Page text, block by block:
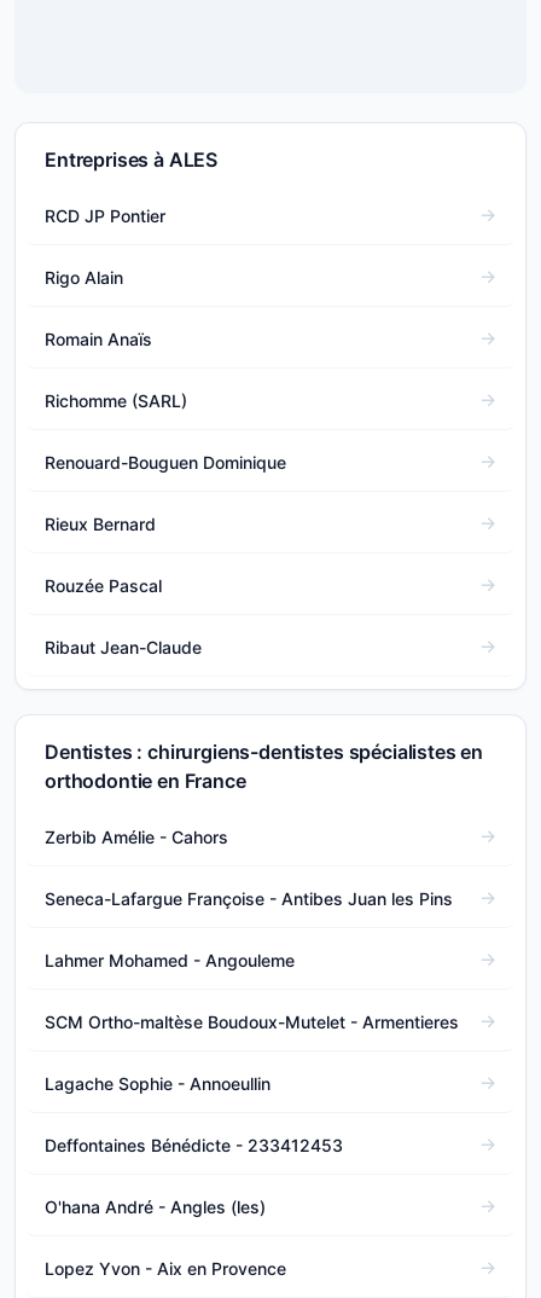
Entreprises à ALES
RCD JP Pontier
Rigo Alain
Romain Anaïs
Richomme (SARL)
Renouard-Bouguen Dominique
Rieux Bernard
Rouzée Pascal
Ribaut Jean-Claude
Dentistes : chirurgiens-dentistes spécialistes en
orthodontie en France
Zerbib Amélie - Cahors
Seneca-Lafargue Françoise - Antibes Juan les Pins
Lahmer Mohamed - Angouleme
SCM Ortho-maltèse Boudoux-Mutelet - Armentieres
Lagache Sophie - Annoeullin
Deffontaines Bénédicte - 233412453
O'hana André - Angles (les)
Lopez Yvon - Aix en Provence